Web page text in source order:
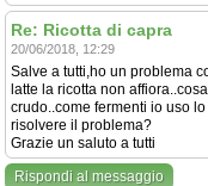
Re: Ricotta di capra
20/06/2018, 12:29
Salve a tutti,ho un problema
latte la ricotta non
crudo..come fermenti io uso
risolvere il problema?
Grazie un saluto a tutti
Rispondi al messaggio